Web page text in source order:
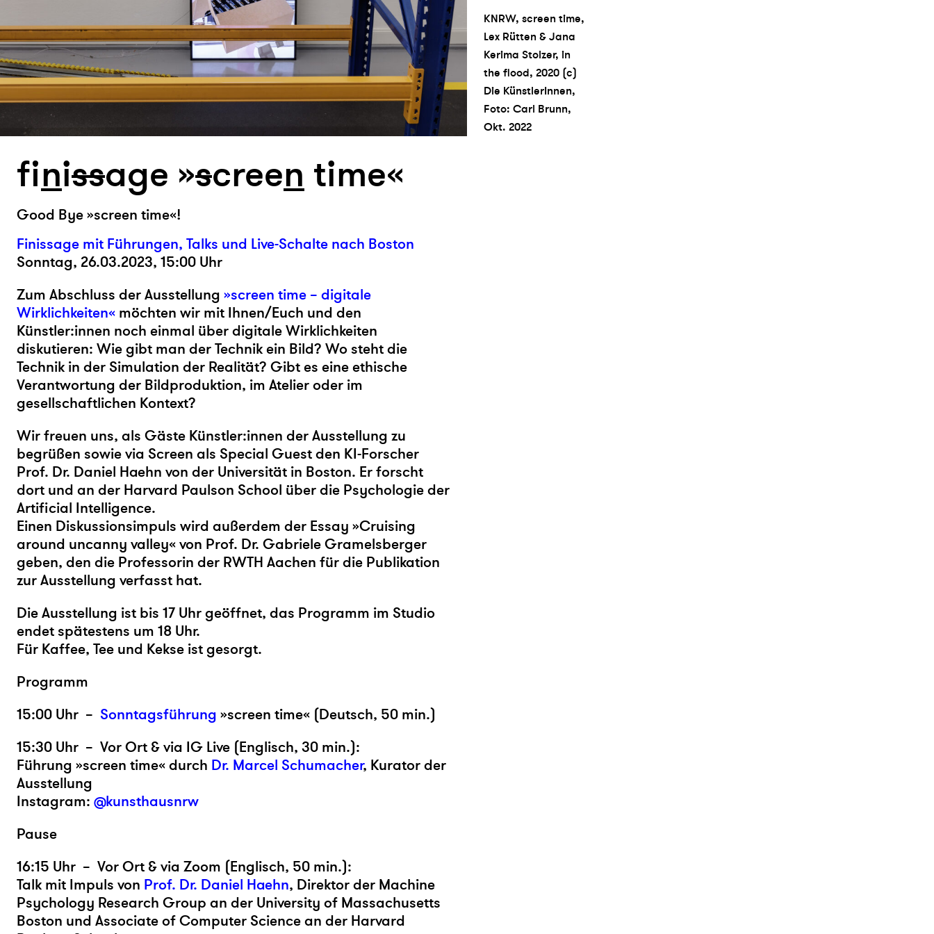
KNRW, screen time,
Lex Rütten & Jana
Kerima Stolzer, in
the flood, 2020 (c)
Die KünstlerInnen,
Foto: Carl Brunn,
Okt. 2022
finissage »screen time«
Good Bye »screen time«!
Finissage mit Führungen, Talks und Live-Schalte nach Boston
Sonntag, 26.03.2023, 15:00 Uhr
Zum Abschluss der Ausstellung »screen time – digitale
Wirklichkeiten« möchten wir mit Ihnen/Euch und den
Künstler:innen noch einmal über digitale Wirklichkeiten
diskutieren: Wie gibt man der Technik ein Bild? Wo steht die
Technik in der Simulation der Realität? Gibt es eine ethische
Verantwortung der Bildproduktion, im Atelier oder im
gesellschaftlichen Kontext?
Wir freuen uns, als Gäste Künstler:innen der Ausstellung zu
begrüßen sowie via Screen als Special Guest den KI-Forscher
Prof. Dr. Daniel Haehn von der Universität in Boston. Er forscht
dort und an der Harvard Paulson School über die Psychologie der
Artificial Intelligence.
Einen Diskussionsimpuls wird außerdem der Essay »Cruising
around uncanny valley« von Prof. Dr. Gabriele Gramelsberger
geben, den die Professorin der RWTH Aachen für die Publikation
zur Ausstellung verfasst hat.
Die Ausstellung ist bis 17 Uhr geöffnet, das Programm im Studio
endet spätestens um 18 Uhr.
Für Kaffee, Tee und Kekse ist gesorgt.
Programm
15:00 Uhr – Sonntagsführung »screen time« (Deutsch, 50 min.)
15:30 Uhr – Vor Ort & via IG Live (Englisch, 30 min.):
Führung »screen time« durch Dr. Marcel Schumacher, Kurator der
Ausstellung
Instagram: @kunsthausnrw
Pause
16:15 Uhr – Vor Ort & via Zoom (Englisch, 50 min.):
Talk mit Impuls von Prof. Dr. Daniel Haehn, Direktor der Machine
Psychology Research Group an der University of Massachusetts
Boston und Associate of Computer Science an der Harvard